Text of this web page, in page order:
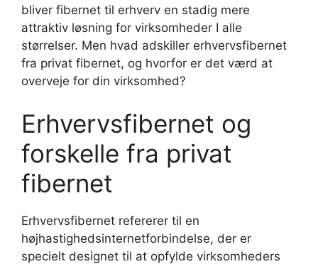
bliver fibernet til erhverv en stadig mere
attraktiv løsning for virksomheder I alle
størrelser. Men hvad adskiller erhvervsfibernet
fra privat fibernet, og hvorfor er det værd at
overveje for din virksomhed?
Erhvervsfibernet og
forskelle fra privat
fibernet
Erhvervsfibernet refererer til en
højhastighedsinternetforbindelse, der er
specielt designet til at opfylde virksomheders